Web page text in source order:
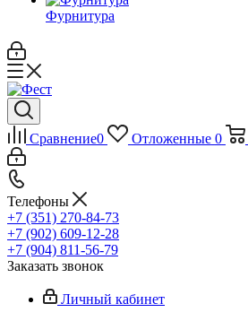
Фурнитура
Сравнение0 Отложенные 0
Телефоны
+7 (351) 270-84-73
+7 (902) 609-12-28
+7 (904) 811-56-79
Заказать звонок
Личный кабинет